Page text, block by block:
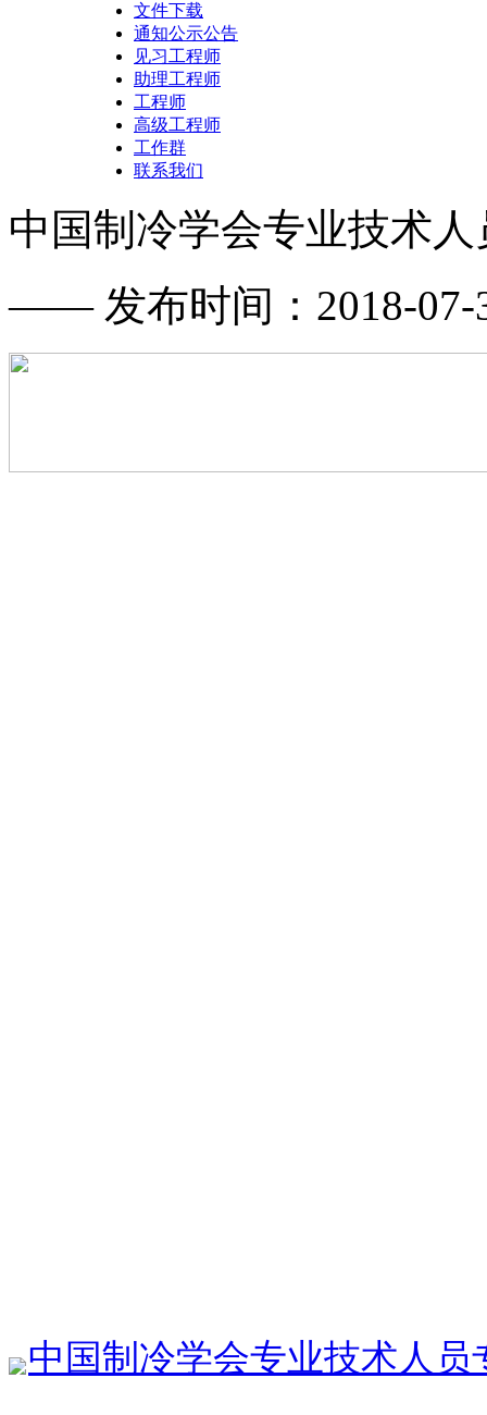
文件下载
通知公示公告
见习工程师
助理工程师
工程师
高级工程师
工作群
联系我们
中国制冷学会专业技术
—— 发布时间：2018-
中国制冷学会专业技术人